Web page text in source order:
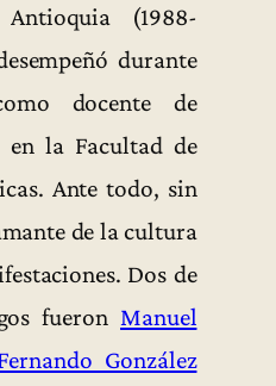
(1988-
durante
docente de
la Facultad de
Ante todo, sin
de la cultura
Dos de
fueronManuel
González